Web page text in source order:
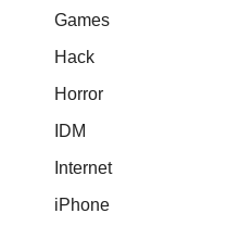
Games
Hack
Horror
IDM
Internet
iPhone